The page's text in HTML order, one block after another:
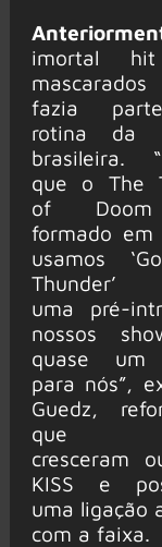
imortal
fazia
rotina da
brasileira.
que o The
of
formado em
usamos
Thunder’
uma pré-
nossos
quase um
para nós”,
Guedz,
que
cresceram
KISS e
uma ligação
com a faixa.